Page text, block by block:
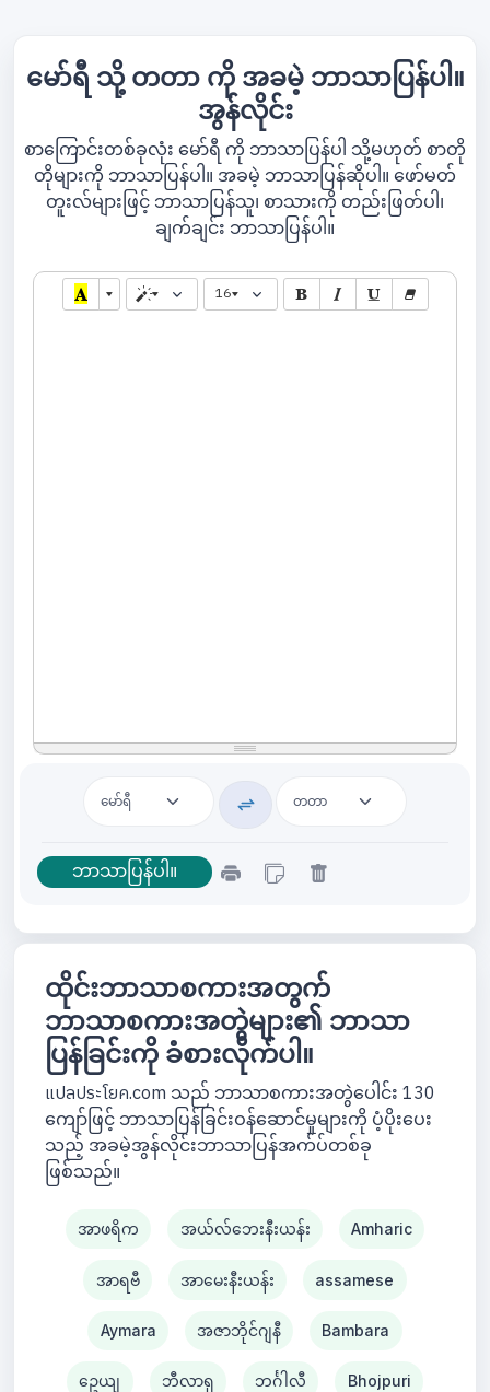
မော်ရီ သို့ တတာ ကို အခမဲ့ ဘာသာပြန်ပါ။
အွန်လိုင်း
စာကြောင်းတစ်ခုလုံး မော်ရီ ကို ဘာသာပြန်ပါ သို့မဟုတ် စာတို
တိုများကို ဘာသာပြန်ပါ။ အခမဲ့ ဘာသာပြန်ဆိုပါ။ ဖော်မတ်
တူးလ်များဖြင့် ဘာသာပြန်သူ၊ စာသားကို တည်းဖြတ်ပါ၊
ချက်ချင်း ဘာသာပြန်ပါ။
16
ထိုင်းဘာသာစကားအတွက်
ဘာသာစကားအတွဲများ၏ ဘာသာ
ပြန်ခြင်းကို ခံစားလိုက်ပါ။
แปลประโยค.com သည် ဘာသာစကားအတွဲပေါင်း 130
ကျော်ဖြင့် ဘာသာပြန်ခြင်းဝန်ဆောင်မှုများကို ပံ့ပိုးပေး
သည့် အခမဲ့အွန်လိုင်းဘာသာပြန်အက်ပ်တစ်ခု
ဖြစ်သည်။
အာဖရိက အယ်လ်ဘေးနီးယန်း Amharic
အာရဗီ အာမေးနီးယန်း assamese
Aymara အဇာဘိုင်ဂျနီ Bambara
ဥေယျ ဘီလာရု ဘင်္ဂါလီ Bhojpuri